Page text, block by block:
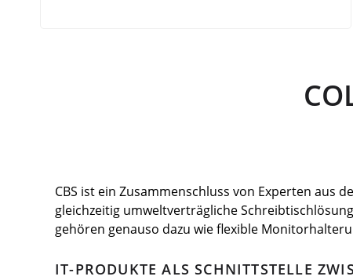
CBS ist ein Zusammenschluss von Experten
gleichzeitig umweltverträgliche
gehören genauso dazu wie flexible
IT-PRODUKTE ALS SCHNITTSTELLE